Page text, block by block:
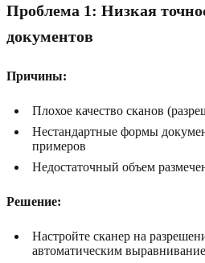
Проблема 1: Низкая
документов
Причины:
Плохое качество сканов
Нестандартные формы
примеров
Недостаточный объем
Решение:
Настройте сканер на
автоматическим